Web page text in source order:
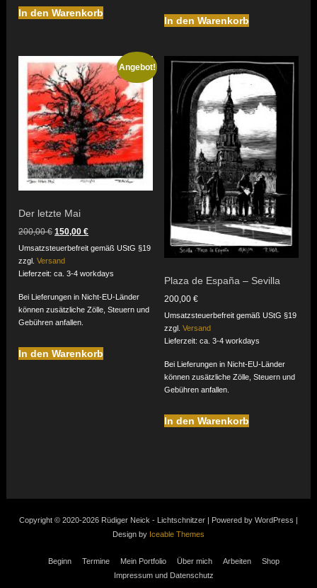
In den Warenkorb
In den Warenkorb
Angebot!
Der letzte Mai
200,00€ Ursprünglicher
war:
200,00 €
150,00€Aktueller
ist:
Umsatzsteuerbefreit gemäß UStG §19
zzgl.Versand
Lieferzeit: ca. 3-4 workdays
Bei Lieferungen in Nicht-EU-Länder
können zusätzliche Zölle, Steuern und
Gebühren anfallen.
In den Warenkorb
Plaza de España – Sevilla
200,00 €
Umsatzsteuerbefreit gemäß UStG §19
zzgl. Versand
Lieferzeit: ca. 3-4 workdays
Bei Lieferungen in Nicht-EU-Länder
können zusätzliche Zölle, Steuern und
Gebühren anfallen.
In den Warenkorb
Copyright © 2020-2026 Rüdiger Neick - Lichtschnitzer | Powered by WordPress |
Design by Iceable Themes
Beginn Termine Mein Portfolio Über mich Arbeiten
Shop
Impressum und Datenschutz